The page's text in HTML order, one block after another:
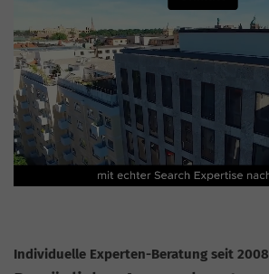
Individuelle Experten-Beratung seit 2008